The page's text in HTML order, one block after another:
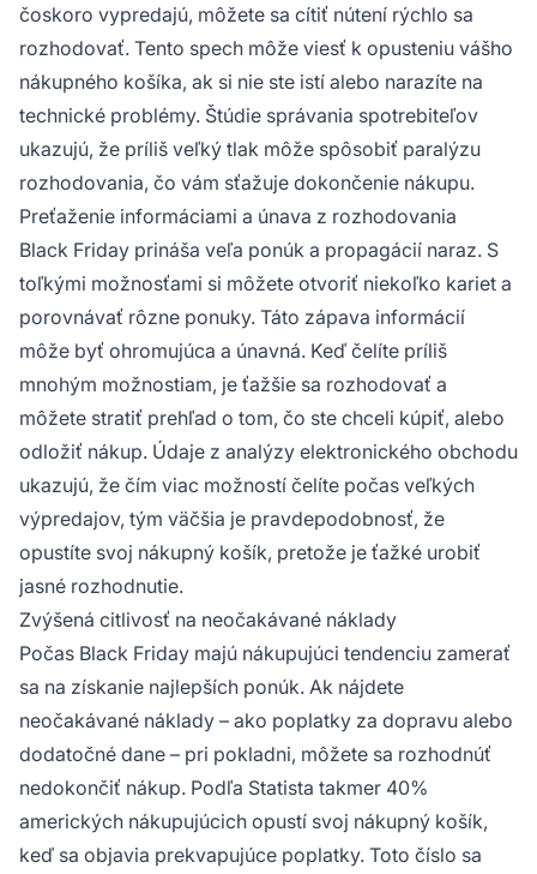
čoskoro vypredajú, môžete sa cítiť nútení rýchlo sa
rozhodovať. Tento spech môže viesť k opusteniu vášho
nákupného košíka, ak si nie ste istí alebo narazíte na
technické problémy. Štúdie správania spotrebiteľov
ukazujú, že príliš veľký tlak môže spôsobiť paralýzu
rozhodovania, čo vám sťažuje dokončenie nákupu.
Preťaženie informáciami a únava z rozhodovania
Black Friday prináša veľa ponúk a propagácií naraz. S
toľkými možnosťami si môžete otvoriť niekoľko kariet a
porovnávať rôzne ponuky. Táto zápava informácií
môže byť ohromujúca a únavná. Keď čelíte príliš
mnohým možnostiam, je ťažšie sa rozhodovať a
môžete stratiť prehľad o tom, čo ste chceli kúpiť, alebo
odložiť nákup. Údaje z analýzy elektronického obchodu
ukazujú, že čím viac možností čelíte počas veľkých
výpredajov, tým väčšia je pravdepodobnosť, že
opustíte svoj nákupný košík, pretože je ťažké urobiť
jasné rozhodnutie.
Zvýšená citlivosť na neočakávané náklady
Počas Black Friday majú nákupujúci tendenciu zamerať
sa na získanie najlepších ponúk. Ak nájdete
neočakávané náklady – ako poplatky za dopravu alebo
dodatočné dane – pri pokladni, môžete sa rozhodnúť
nedokončiť nákup. Podľa Statista takmer 40%
amerických nákupujúcich opustí svoj nákupný košík,
keď sa objavia prekvapujúce poplatky. Toto číslo sa